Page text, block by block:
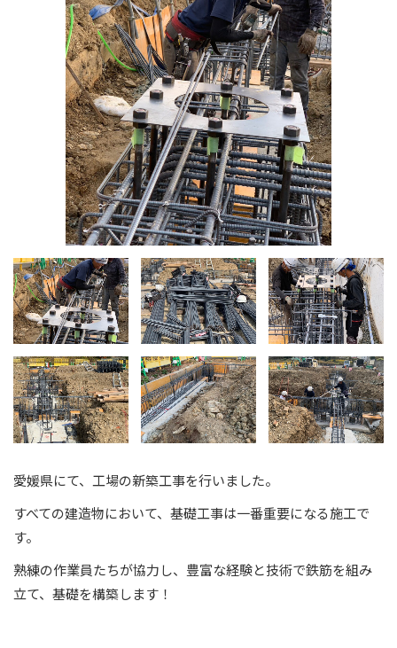
愛媛県にて、工場の新築工事を行いました。
すべての建造物において、基礎工事は一番重要になる施工で
す。
熟練の作業員たちが協力し、豊富な経験と技術で鉄筋を組み
立て、基礎を構築します！